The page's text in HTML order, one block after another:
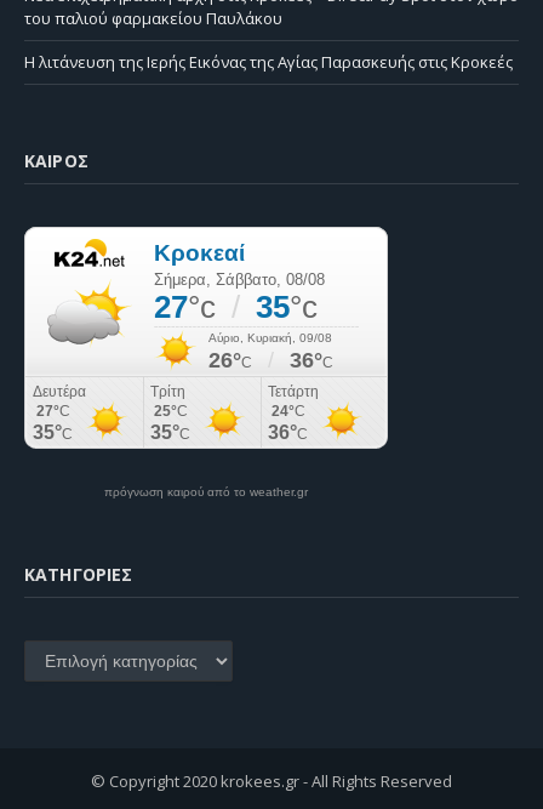
του παλιού φαρμακείου Παυλάκου
Η λιτάνευση της Ιερής Εικόνας της Αγίας Παρασκευής στις Κροκεές
ΚΑΙΡΌΣ
πρόγνωση καιρού από το weather.gr
KΑΤΗΓΟΡΊΕΣ
Kατηγορίες
© Copyright 2020 krokees.gr - All Rights Reserved